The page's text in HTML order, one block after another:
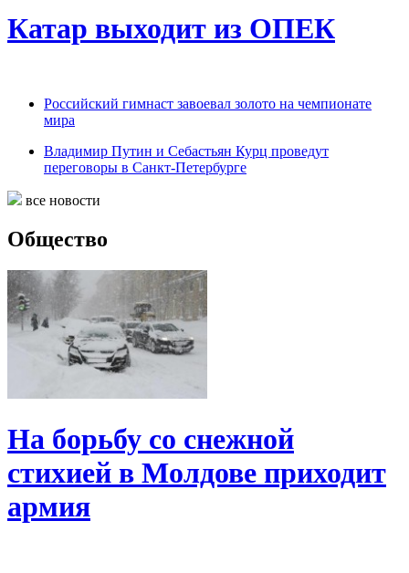
Катар выходит из ОПЕК
Российский гимнаст завоевал золото на чемпионате
мира
Владимир Путин и Себастьян Курц проведут
переговоры в Санкт-Петербурге
все новости
Общество
На борьбу со снежной
стихией в Молдове приходит
армия